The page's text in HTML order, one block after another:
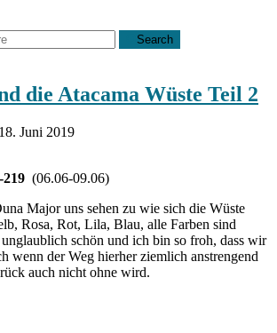
Search
die Atacama Wüste Teil 2
18. Juni 2019
219 (06.06-09.06)
Major uns sehen zu wie sich die Wüste
Rosa, Rot, Lila, Blau, alle Farben sind
schön und ich bin so froh, dass wir
wenn der Weg hierher ziemlich anstrengend
auch nicht ohne wird.